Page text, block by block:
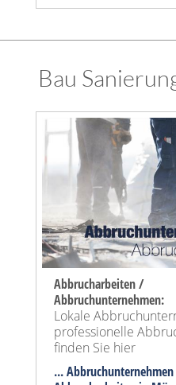
Bau
Abbrucharbeiten /
Abbruchunternehmen:
Lokale
professionelle
finden Sie hier
... Abbruchunternehmen